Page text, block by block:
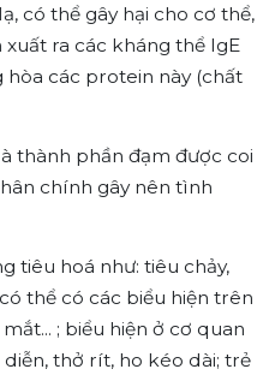
có thể gây hại cho cơ thể,
ra các kháng thể IgE
các protein này (chất
thành phần đạm được coi
chính gây nên tình
tiêu hoá như: tiêu chảy,
thể có các biểu hiện trên
; biểu hiện ở cơ quan
thở rít, ho kéo dài; trẻ